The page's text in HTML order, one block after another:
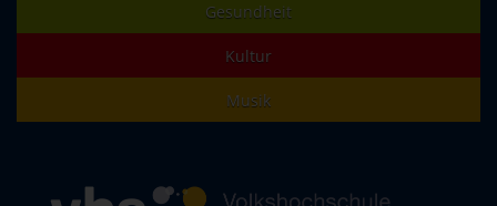
Gesundheit
Kultur
Musik